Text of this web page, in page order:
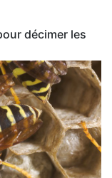
décimer les